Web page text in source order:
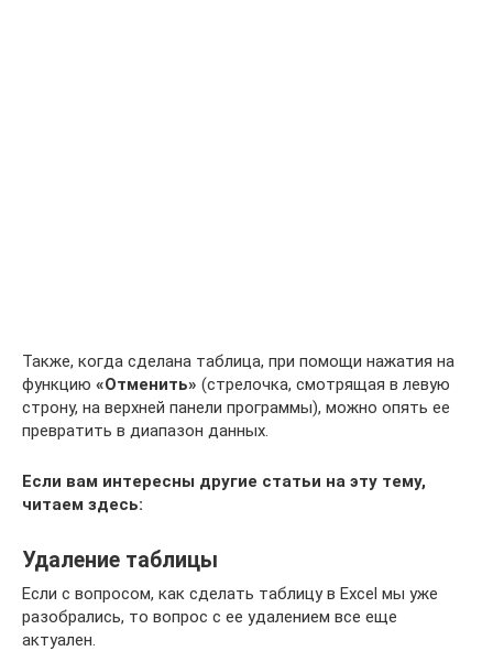
Также, когда сделана таблица, при помощи нажатия на
функцию «Отменить» (стрелочка, смотрящая в левую
строну, на верхней панели программы), можно опять ее
превратить в диапазон данных.
Если вам интересны другие статьи на эту тему,
читаем здесь:
Удаление таблицы
Если с вопросом, как сделать таблицу в Excel мы уже
разобрались, то вопрос с ее удалением все еще
актуален.